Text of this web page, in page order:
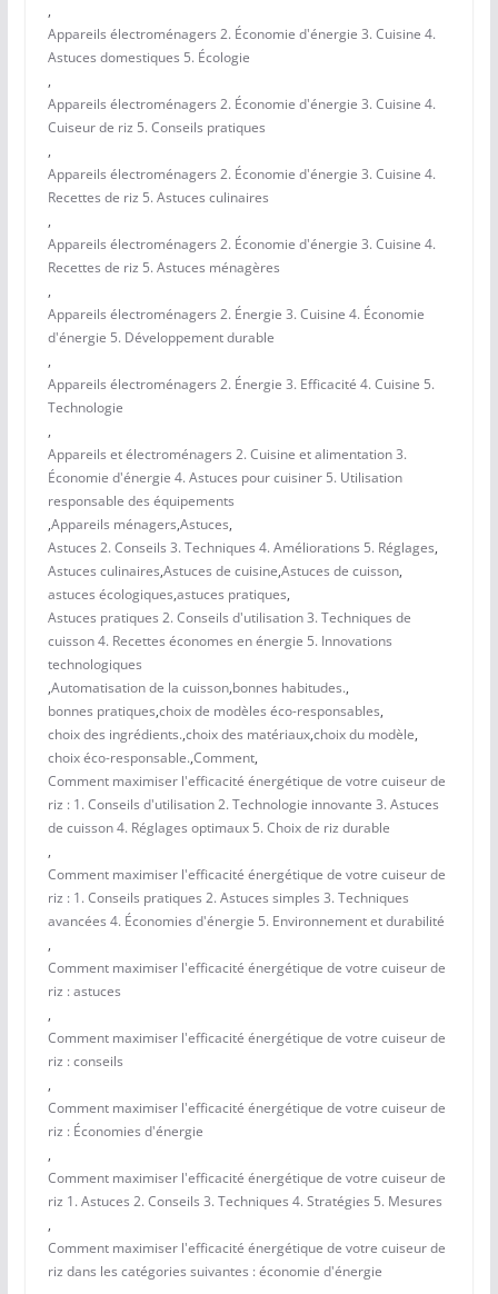
,
Appareils électroménagers 2. Économie d'énergie 3. Cuisine 4.
Astuces domestiques 5. Écologie
,
Appareils électroménagers 2. Économie d'énergie 3. Cuisine 4.
Cuiseur de riz 5. Conseils pratiques
,
Appareils électroménagers 2. Économie d'énergie 3. Cuisine 4.
Recettes de riz 5. Astuces culinaires
,
Appareils électroménagers 2. Économie d'énergie 3. Cuisine 4.
Recettes de riz 5. Astuces ménagères
,
Appareils électroménagers 2. Énergie 3. Cuisine 4. Économie
d'énergie 5. Développement durable
,
Appareils électroménagers 2. Énergie 3. Efficacité 4. Cuisine 5.
Technologie
,
Appareils et électroménagers 2. Cuisine et alimentation 3.
Économie d'énergie 4. Astuces pour cuisiner 5. Utilisation
responsable des équipements
,Appareils ménagers,Astuces,
Astuces 2. Conseils 3. Techniques 4. Améliorations 5. Réglages,
Astuces culinaires,Astuces de cuisine,Astuces de cuisson,
astuces écologiques,astuces pratiques,
Astuces pratiques 2. Conseils d'utilisation 3. Techniques de
cuisson 4. Recettes économes en énergie 5. Innovations
technologiques
,Automatisation de la cuisson,bonnes habitudes.,
bonnes pratiques,choix de modèles éco-responsables,
choix des ingrédients.,choix des matériaux,choix du modèle,
choix éco-responsable.,Comment,
Comment maximiser l'efficacité énergétique de votre cuiseur de
riz : 1. Conseils d'utilisation 2. Technologie innovante 3. Astuces
de cuisson 4. Réglages optimaux 5. Choix de riz durable
,
Comment maximiser l'efficacité énergétique de votre cuiseur de
riz : 1. Conseils pratiques 2. Astuces simples 3. Techniques
avancées 4. Économies d'énergie 5. Environnement et durabilité
,
Comment maximiser l'efficacité énergétique de votre cuiseur de
riz : astuces
,
Comment maximiser l'efficacité énergétique de votre cuiseur de
riz : conseils
,
Comment maximiser l'efficacité énergétique de votre cuiseur de
riz : Économies d'énergie
,
Comment maximiser l'efficacité énergétique de votre cuiseur de
riz 1. Astuces 2. Conseils 3. Techniques 4. Stratégies 5. Mesures
,
Comment maximiser l'efficacité énergétique de votre cuiseur de
riz dans les catégories suivantes : économie d'énergie